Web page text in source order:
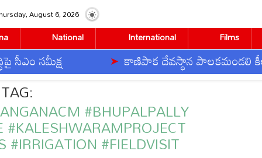
August 6, 2026
National International Films
సమీక్ష కాణిపాక దేవస్థాన పాలకమండలి కీలక
#Bhupalpally #MedigaddaBarrage #KaleshwaramProject
TAG:
#BHUPALPALLY
#IRRIGATION #FIELDVISIT